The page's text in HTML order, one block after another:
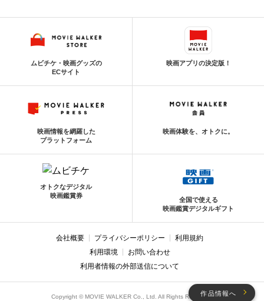
作品情報へ
ムビチケ・映画グッズの
ECサイト
映画アプリの決定版！
映画情報を網羅した
プラットフォーム
映画体験を、オトクに。
オトクなデジタル
映画鑑賞券
全国で使える
映画鑑賞デジタルギフト
会社概要 プライバシーポリシー
利用規約
利用環境
お問い合わせ
利用者情報の外部送信について
Copyright © MOVIE WALKER Co., Ltd. All Rights Reserved.